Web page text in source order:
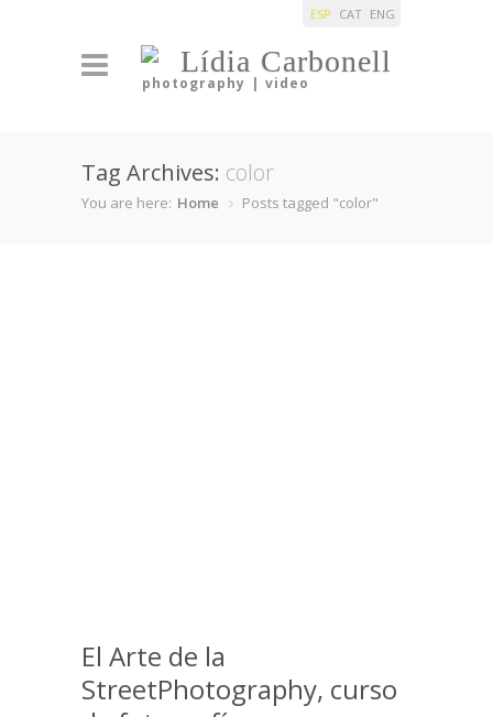
Lídia Carbonell
photography | video
ESP CAT ENG
Tag Archives: color
You are here: Home Posts tagged "color"
El Arte de la
StreetPhotography, curso